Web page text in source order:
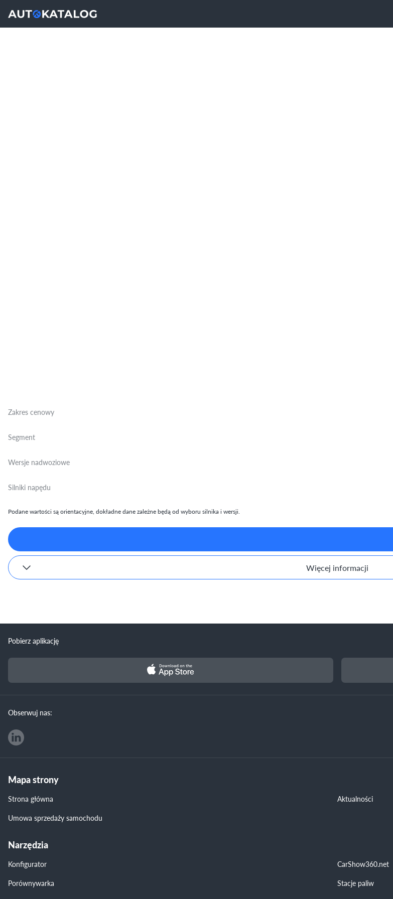
Zakres cenowy
Segment
Wersje nadwoziowe
Silniki napędu
Podane wartości są orientacyjne, dokładne dane zależne będą od wyboru silnika i wersji.
Więcej informacji
Pobierz aplikację
Obserwuj nas:
Mapa strony
Strona główna
Aktualności
Umowa sprzedaży samochodu
Narzędzia
Konfigurator
CarShow360.net
Porównywarka
Stacje paliw